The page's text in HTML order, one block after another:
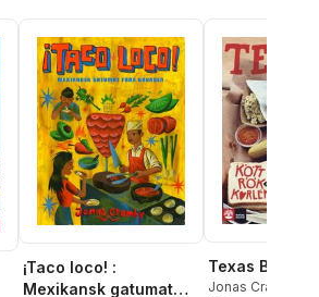
¡Taco loco! :
Mexikansk gatumat
Texas BBQ
Jonas Cramby